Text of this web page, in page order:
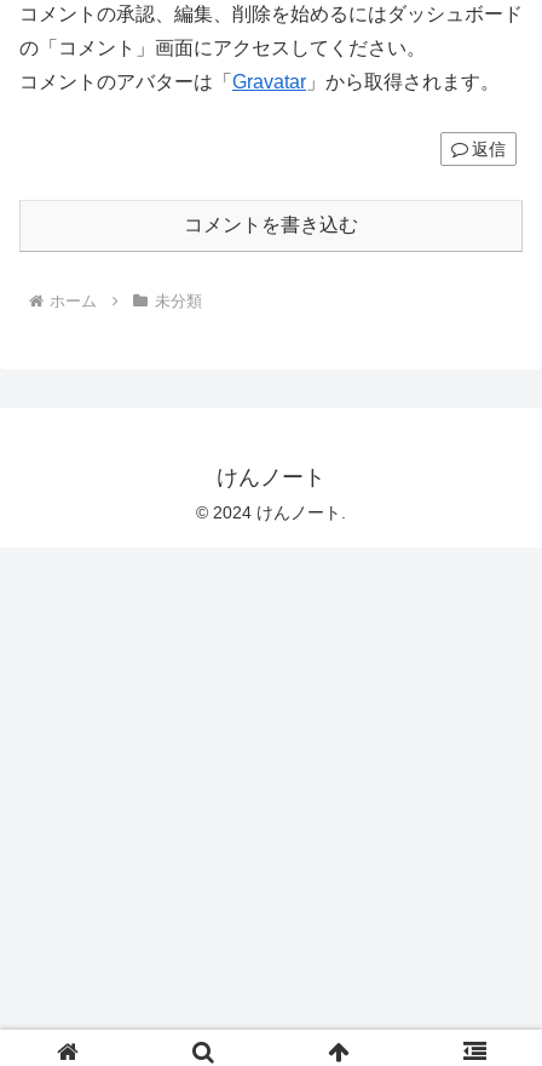
コメントの承認、編集、削除を始めるにはダッシュボード
の「コメント」画面にアクセスしてください。
コメントのアバターは「 Gravatar 」から取得されます。
返信
コメントを書き込む
ホーム 未分類
けんノート
© 2024 けんノート.